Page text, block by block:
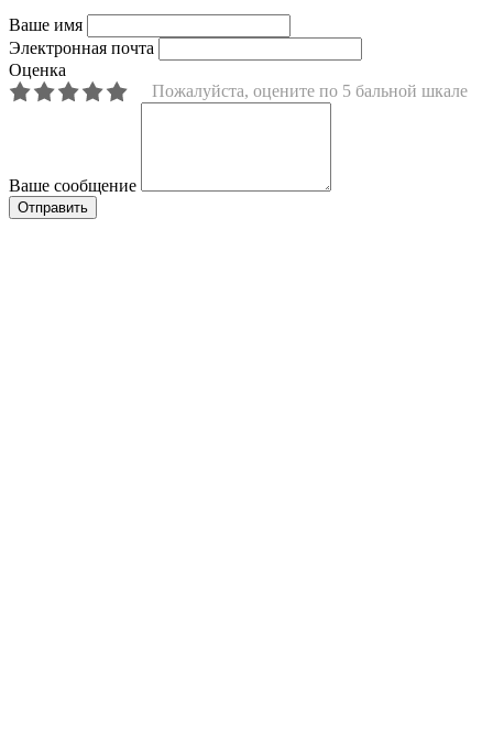
Ваше имя
Электронная почта
Оценка
Пожалуйста, оцените по 5 бальной шкале
Ваше сообщение